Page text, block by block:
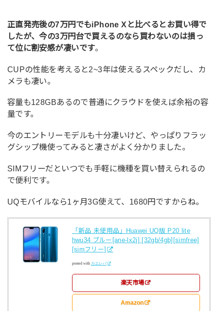
正直発売後の7万円でもiPhone Xと比べるとお買い得で
したが、今の3万円台で買えるのなら買わないのは損っ
て位に割安感が凄いです。
CUPの性能を考えると2~3年は使えるスペックだし、カ
メラも凄い。
容量も128GBあるので普通にクラウドを使えば余裕の容
量です。
今のエントリーモデルも十分凄いけど、やっぱりフラッ
グシップ機使ってみると凄さがよく分かりました。
SIMフリーだといつでも手軽に機種を買い替えられるの
で便利です。
UQモバイルなら1ヶ月3G使えて、1680円ですからね。
「新品 未使用品」Huawei UQ版 P20 lite
hwu34 ブルー[ane-lx2j] [32gb/4gb][simfree]
[simフリー]
posted with カエレバ
楽天市場
Amazon